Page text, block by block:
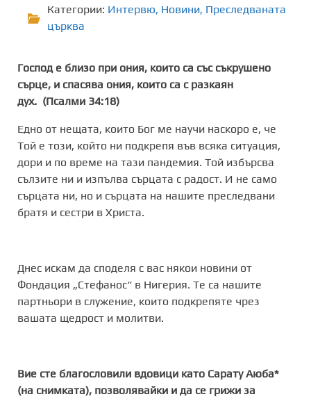
Категории: Интервю, Новини, Преследваната
църква
Господ е близо при ония, които са със съкрушено
сърце, и спасява ония, които са с разкаян
дух. (Псалми 34:18)
Едно от нещата, които Бог ме научи наскоро е, че
Той е този, който ни подкрепя във всяка ситуация,
дори и по време на тази пандемия. Той избърсва
сълзите ни и изпълва сърцата с радост. И не само
сърцата ни, но и сърцата на нашите преследвани
братя и сестри в Христа.
Днес искам да споделя с вас някои новини от
Фондация „Стефанос“ в Нигерия. Те са нашите
партньори в служение, които подкрепяте чрез
вашата щедрост и молитви.
Вие сте благословили вдовици като Сарату Аюба*
(на снимката), позволявайки и да се грижи за